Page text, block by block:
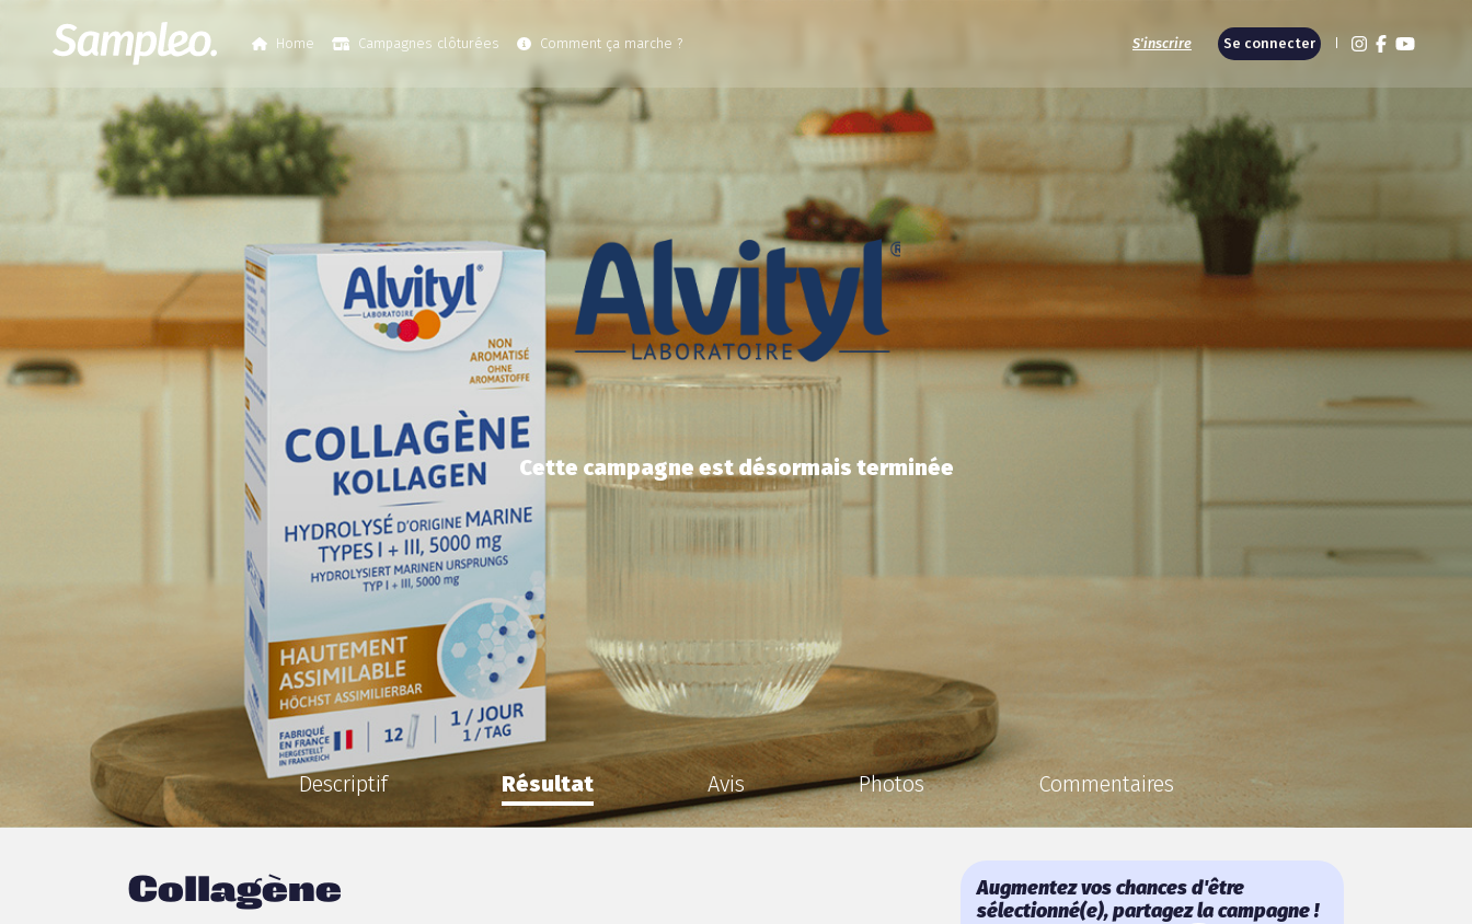
Home Campagnes clôturées Comment ça marche ? S'inscrire Se connecter
Cette campagne est désormais terminée
Descriptif Résultat Avis Photos Commentaires
Collagène
Augmentez vos chances d'être
sélectionné(e), partagez la campagne !